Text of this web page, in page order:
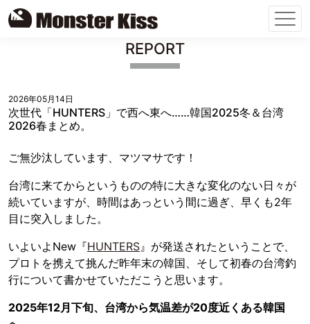
REPORT
2026年05月14日
次世代「HUNTERS」で西へ東へ……韓国2025冬＆台湾
2026春まとめ。
ご無沙汰しています、マツマサです！
台湾に来てからというものの特に大きな変化のない日々が
続いていますが、時間はあっという間に過ぎ、早くも2年
目に突入しました。
いよいよNew『HUNTERS』が発送されたということで、
プロトを携えて挑んだ昨年末の韓国、そして初春の台湾釣
行について書かせていただこうと思います。
2025年12月下旬、台湾から気温差が20度近くある韓国